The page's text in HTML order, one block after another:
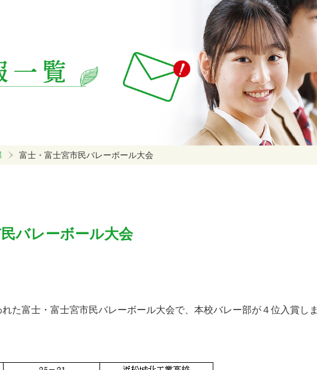
富士・富士宮市民バレーボール大会
バレーボール大会
た富士・富士宮市民バレーボール大会で、本校バレー部が４位入賞しま